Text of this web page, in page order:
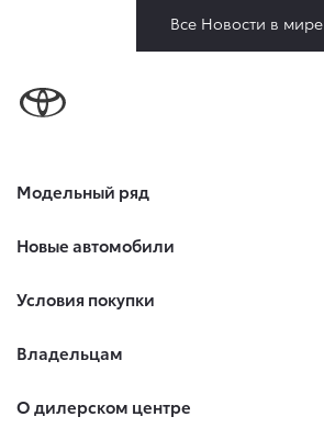
Все Новости в мире
Модельный ряд
Новые автомобили
Условия покупки
Владельцам
О дилерском центре